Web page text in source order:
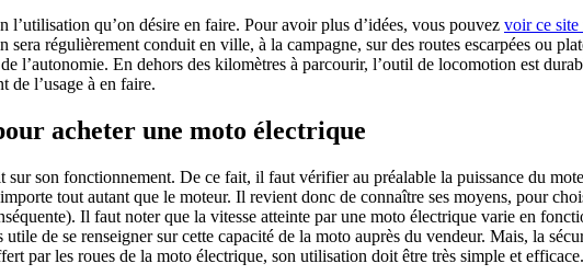
l’utilisation qu’on désire en faire. Pour avoir plus d’idées, vous pouvez voir ce site
sera régulièrement conduit en ville, à la campagne, sur des routes escarpées ou
l’autonomie. En dehors des kilomètres à parcourir, l’outil de locomotion est
de l’usage à en faire.
acheter une moto électrique
sur son fonctionnement. De ce fait, il faut vérifier au préalable la puissance du
tout autant que le moteur. Il revient donc de connaître ses moyens, pour
Il faut noter que la vitesse atteinte par une moto électrique varie en
de se renseigner sur cette capacité de la moto auprès du vendeur. Mais, la
par les roues de la moto électrique, son utilisation doit être très simple et